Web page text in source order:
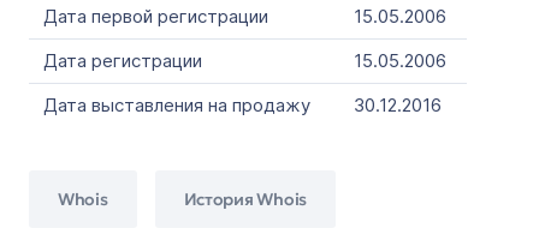
Дата первой регистрации
15.05.2006
Дата регистрации
15.05.2006
Дата выставления на продажу
30.12.2016
Whois История Whois